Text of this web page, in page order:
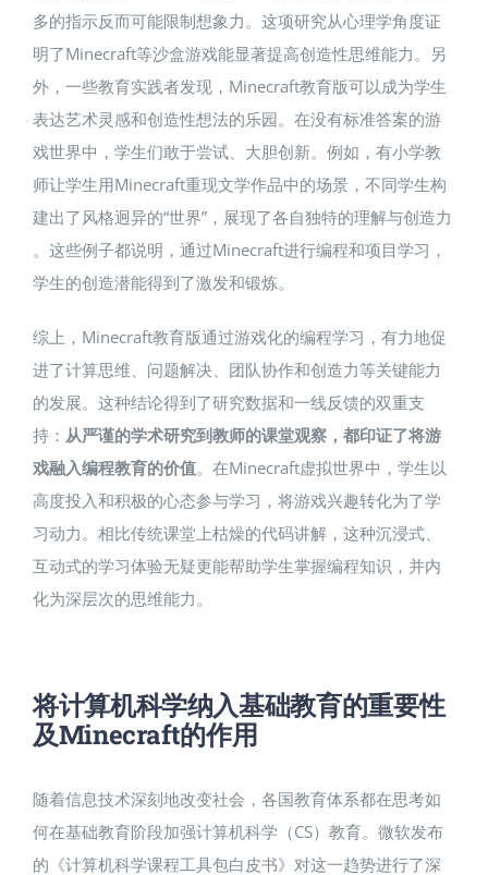
多的指示反而可能限制想象力。这项研究从心理学角度证
明了Minecraft等沙盒游戏能显著提高创造性思维能力。另
外，一些教育实践者发现，Minecraft教育版可以成为学生
表达艺术灵感和创造性想法的乐园。在没有标准答案的游
戏世界中，学生们敢于尝试、大胆创新。例如，有小学教
师让学生用Minecraft重现文学作品中的场景，不同学生构
建出了风格迥异的“世界”，展现了各自独特的理解与创造力​
。这些例子都说明，通过Minecraft进行编程和项目学习，
学生的创造潜能得到了激发和锻炼。
综上，Minecraft教育版通过游戏化的编程学习，有力地促
进了计算思维、问题解决、团队协作和创造力等关键能力
的发展。这种结论得到了研究数据和一线反馈的双重支
持： 从严谨的学术研究到教师的课堂观察，都印证了将游
戏融入编程教育的价值。在Minecraft虚拟世界中，学生以
高度投入和积极的心态参与学习，将游戏兴趣转化为了学
习动力​。相比传统课堂上枯燥的代码讲解，这种沉浸式、
互动式的学习体验无疑更能帮助学生掌握编程知识，并内
化为深层次的思维能力。
将计算机科学纳入基础教育的重要性
及Minecraft的作用
随着信息技术深刻地改变社会，各国教育体系都在思考如
何在基础教育阶段加强计算机科学（CS）教育。微软发布
的《计算机科学课程工具包白皮书》对这一趋势进行了深